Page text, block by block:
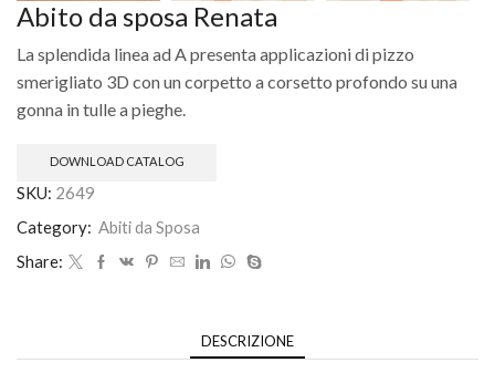
Abito da sposa Renata
La splendida linea ad A presenta applicazioni di pizzo
smerigliato 3D con un corpetto a corsetto profondo su una
gonna in tulle a pieghe.
DOWNLOAD CATALOG
SKU: 2649
Category: Abiti da Sposa
Share:
DESCRIZIONE